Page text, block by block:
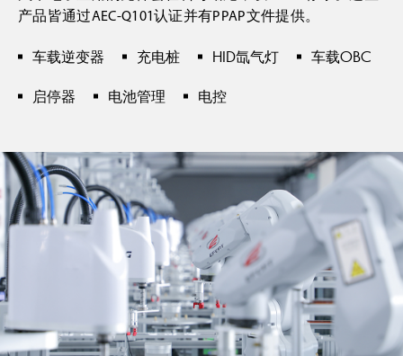
产品皆通过AEC-Q101认证并有PPAP文件提供。
车载逆变器 充电桩 HID氙气灯 车载OBC
启停器 电池管理 电控